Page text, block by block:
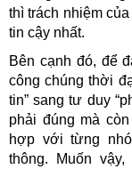
thì trách nhiệm
tin cậy nhất.
Bên cạnh đó, để
công chúng thời
tin” sang tư duy
phải đúng mà
hợp với từng
thông. Muốn